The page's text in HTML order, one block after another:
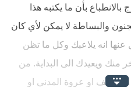
بأن ما يكتبه هذا
والبساطة لا يمكن لأي كان
انه يلاعبك وكل ما تظن
منك ويعيدك الى البداية. من
يوسف او عروة المدني او